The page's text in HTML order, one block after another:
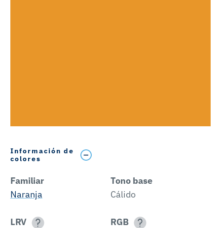
Información de
colores
Familiar
Naranja
Tono base
Cálido
LRV
RGB